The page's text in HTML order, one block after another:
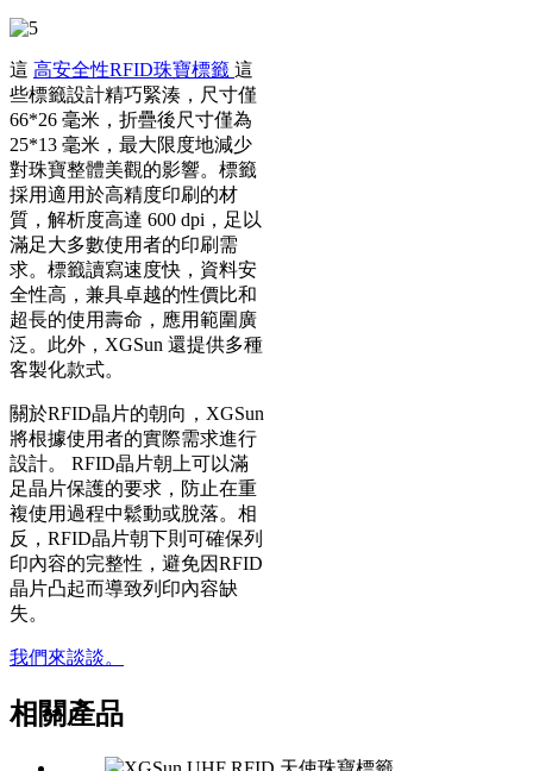
這 高安全性RFID珠寶標籤 這
些標籤設計精巧緊湊，尺寸僅
66*26 毫米，折疊後尺寸僅為
25*13 毫米，最大限度地減少
對珠寶整體美觀的影響。標籤
採用適用於高精度印刷的材
質，解析度高達 600 dpi，足以
滿足大多數使用者的印刷需
求。標籤讀寫速度快，資料安
全性高，兼具卓越的性價比和
超長的使用壽命，應用範圍廣
泛。此外，XGSun 還提供多種
客製化款式。
關於RFID晶片的朝向，XGSun
將根據使用者的實際需求進行
設計。 RFID晶片朝上可以滿
足晶片保護的要求，防止在重
複使用過程中鬆動或脫落。相
反，RFID晶片朝下則可確保列
印內容的完整性，避免因RFID
晶片凸起而導致列印內容缺
失。
我們來談談。
相關產品